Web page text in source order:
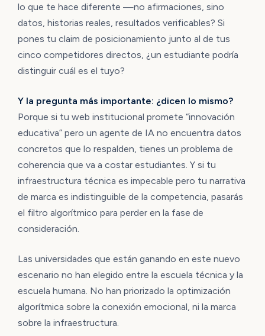
lo que te hace diferente —no afirmaciones, sino
datos, historias reales, resultados verificables? Si
pones tu claim de posicionamiento junto al de tus
cinco competidores directos, ¿un estudiante podría
distinguir cuál es el tuyo?
Y la pregunta más importante: ¿dicen lo mismo?
Porque si tu web institucional promete “innovación
educativa” pero un agente de IA no encuentra datos
concretos que lo respalden, tienes un problema de
coherencia que va a costar estudiantes. Y si tu
infraestructura técnica es impecable pero tu narrativa
de marca es indistinguible de la competencia, pasarás
el filtro algorítmico para perder en la fase de
consideración.
Las universidades que están ganando en este nuevo
escenario no han elegido entre la escuela técnica y la
escuela humana. No han priorizado la optimización
algorítmica sobre la conexión emocional, ni la marca
sobre la infraestructura.